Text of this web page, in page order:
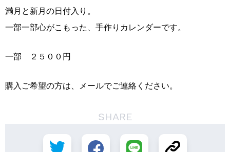
満月と新月の日付入り。
一部一部心がこもった、手作りカレンダーです。
一部 ２５００円
購入ご希望の方は、メールでご連絡ください。
SHARE